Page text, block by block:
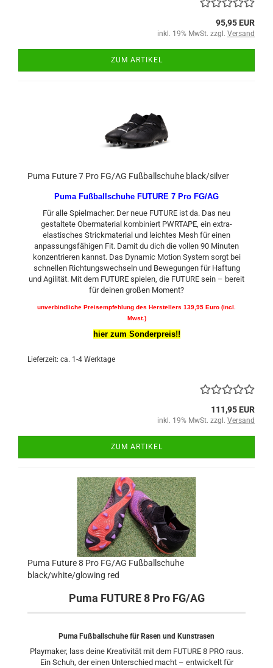
95,95 EUR
inkl. 19% MwSt. zzgl. Versand
ZUM ARTIKEL
Puma Future 7 Pro FG/AG Fußballschuhe black/silver
Puma Fußballschuhe FUTURE 7 Pro FG/AG
Für alle Spielmacher: Der neue FUTURE ist da. Das neu
gestaltete Obermaterial kombiniert PWRTAPE, ein extra-
elastisches Strickmaterial und leichtes Mesh für einen
anpassungsfähigen Fit. Damit du dich die vollen 90 Minuten
konzentrieren kannst. Das Dynamic Motion System sorgt bei
schnellen Richtungswechseln und Bewegungen für Haftung
und Agilität. Mit dem FUTURE spielen, die FUTURE sein – bereit
für deinen großen Moment?
unverbindliche Preisempfehlung des Herstellers 139,95 Euro (incl.
Mwst.)
hier zum Sonderpreis!!
Lieferzeit: ca. 1-4 Werktage
111,95 EUR
inkl. 19% MwSt. zzgl. Versand
ZUM ARTIKEL
Puma Future 8 Pro FG/AG Fußballschuhe
black/white/glowing red
Puma FUTURE 8 Pro FG/AG
Puma Fußballschuhe für Rasen und Kunstrasen
Playmaker, lass deine Kreativität mit dem FUTURE 8 PRO raus.
Ein Schuh, der einen Unterschied macht – entwickelt für